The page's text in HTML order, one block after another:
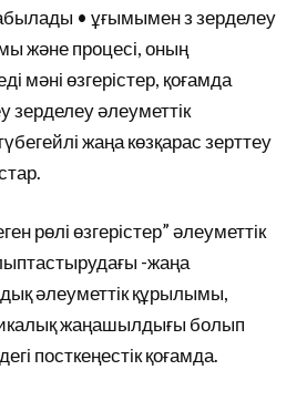
• ұғымымен з зерделеу
және процесі, оның
мәні өзгерістер, қоғамда
зерделеу әлеуметтік
жаңа көзқарас зерттеу
рөлі өзгерістер” әлеуметтік
-жаңа
әлеуметтік құрылымы,
жаңашылдығы болып
посткеңестік қоғамда.